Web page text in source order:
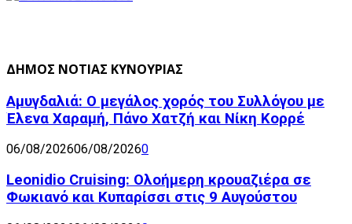
ΔΗΜΟΣ ΝΟΤΙΑΣ ΚΥΝΟΥΡΙΑΣ
Αμυγδαλιά: Ο μεγάλος χορός του Συλλόγου με
Έλενα Χαραμή, Πάνο Χατζή και Νίκη Κορρέ
06/08/202606/08/20260
Leonidio Cruising: Ολοήμερη κρουαζιέρα σε
Φωκιανό και Κυπαρίσσι στις 9 Αυγούστου